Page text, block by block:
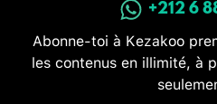
+212 6
Abonne-toi à Kezakoo
les contenus en illimité, à